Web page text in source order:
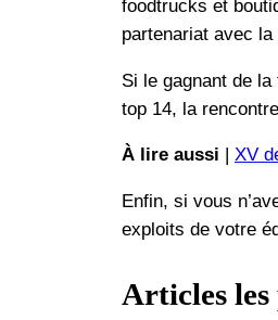
foodtrucks et
partenariat avec
Si le gagnant de
top 14, la
À lire aussi XV
Enfin, si vous
exploits de votre
Articles les